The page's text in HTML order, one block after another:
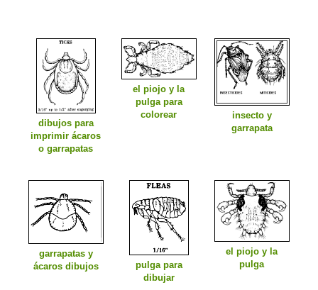
dibujos para
imprimir ácaros
o garrapatas
el piojo y la
pulga para
colorear
insecto y
garrapata
garrapatas y
ácaros dibujos
pulga para
dibujar
el piojo y la
pulga